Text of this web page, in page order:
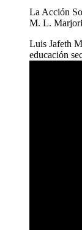
La Acción
M. L.
Luis Jafeth
educación